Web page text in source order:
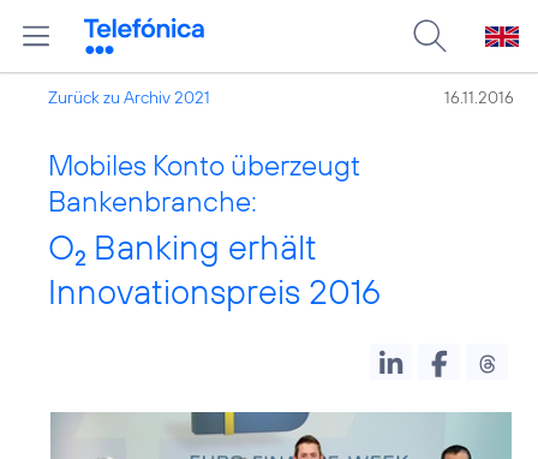
Zurück zu Archiv 2021 16.11.2016
Mobiles Konto überzeugt
Bankenbranche:
O2 Banking erhält
Innovationspreis 2016